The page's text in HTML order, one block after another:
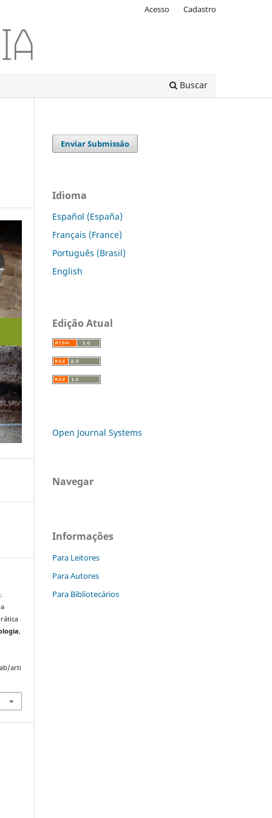
Buscar
Acesso Cadastro
,
arti
Enviar Submissão
Idioma
Español (España)
Français (France)
Português (Brasil)
English
Edição Atual
Open Journal Systems
Navegar
Informações
Para Leitores
Para Autores
Para Bibliotecários